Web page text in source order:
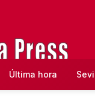
Última hora